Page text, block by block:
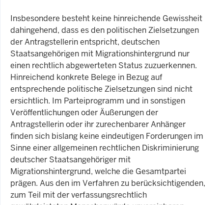
Insbesondere besteht keine hinreichende Gewissheit
dahingehend, dass es den politischen Zielsetzungen
der Antragstellerin entspricht, deutschen
Staatsangehörigen mit Migrationshintergrund nur
einen rechtlich abgewerteten Status zuzuerkennen.
Hinreichend konkrete Belege in Bezug auf
entsprechende politische Zielsetzungen sind nicht
ersichtlich. Im Parteiprogramm und in sonstigen
Veröffentlichungen oder Äußerungen der
Antragstellerin oder ihr zurechenbarer Anhänger
finden sich bislang keine eindeutigen Forderungen im
Sinne einer allgemeinen rechtlichen Diskriminierung
deutscher Staatsangehöriger mit
Migrationshintergrund, welche die Gesamtpartei
prägen. Aus den im Verfahren zu berücksichtigenden,
zum Teil mit der verfassungsrechtlich